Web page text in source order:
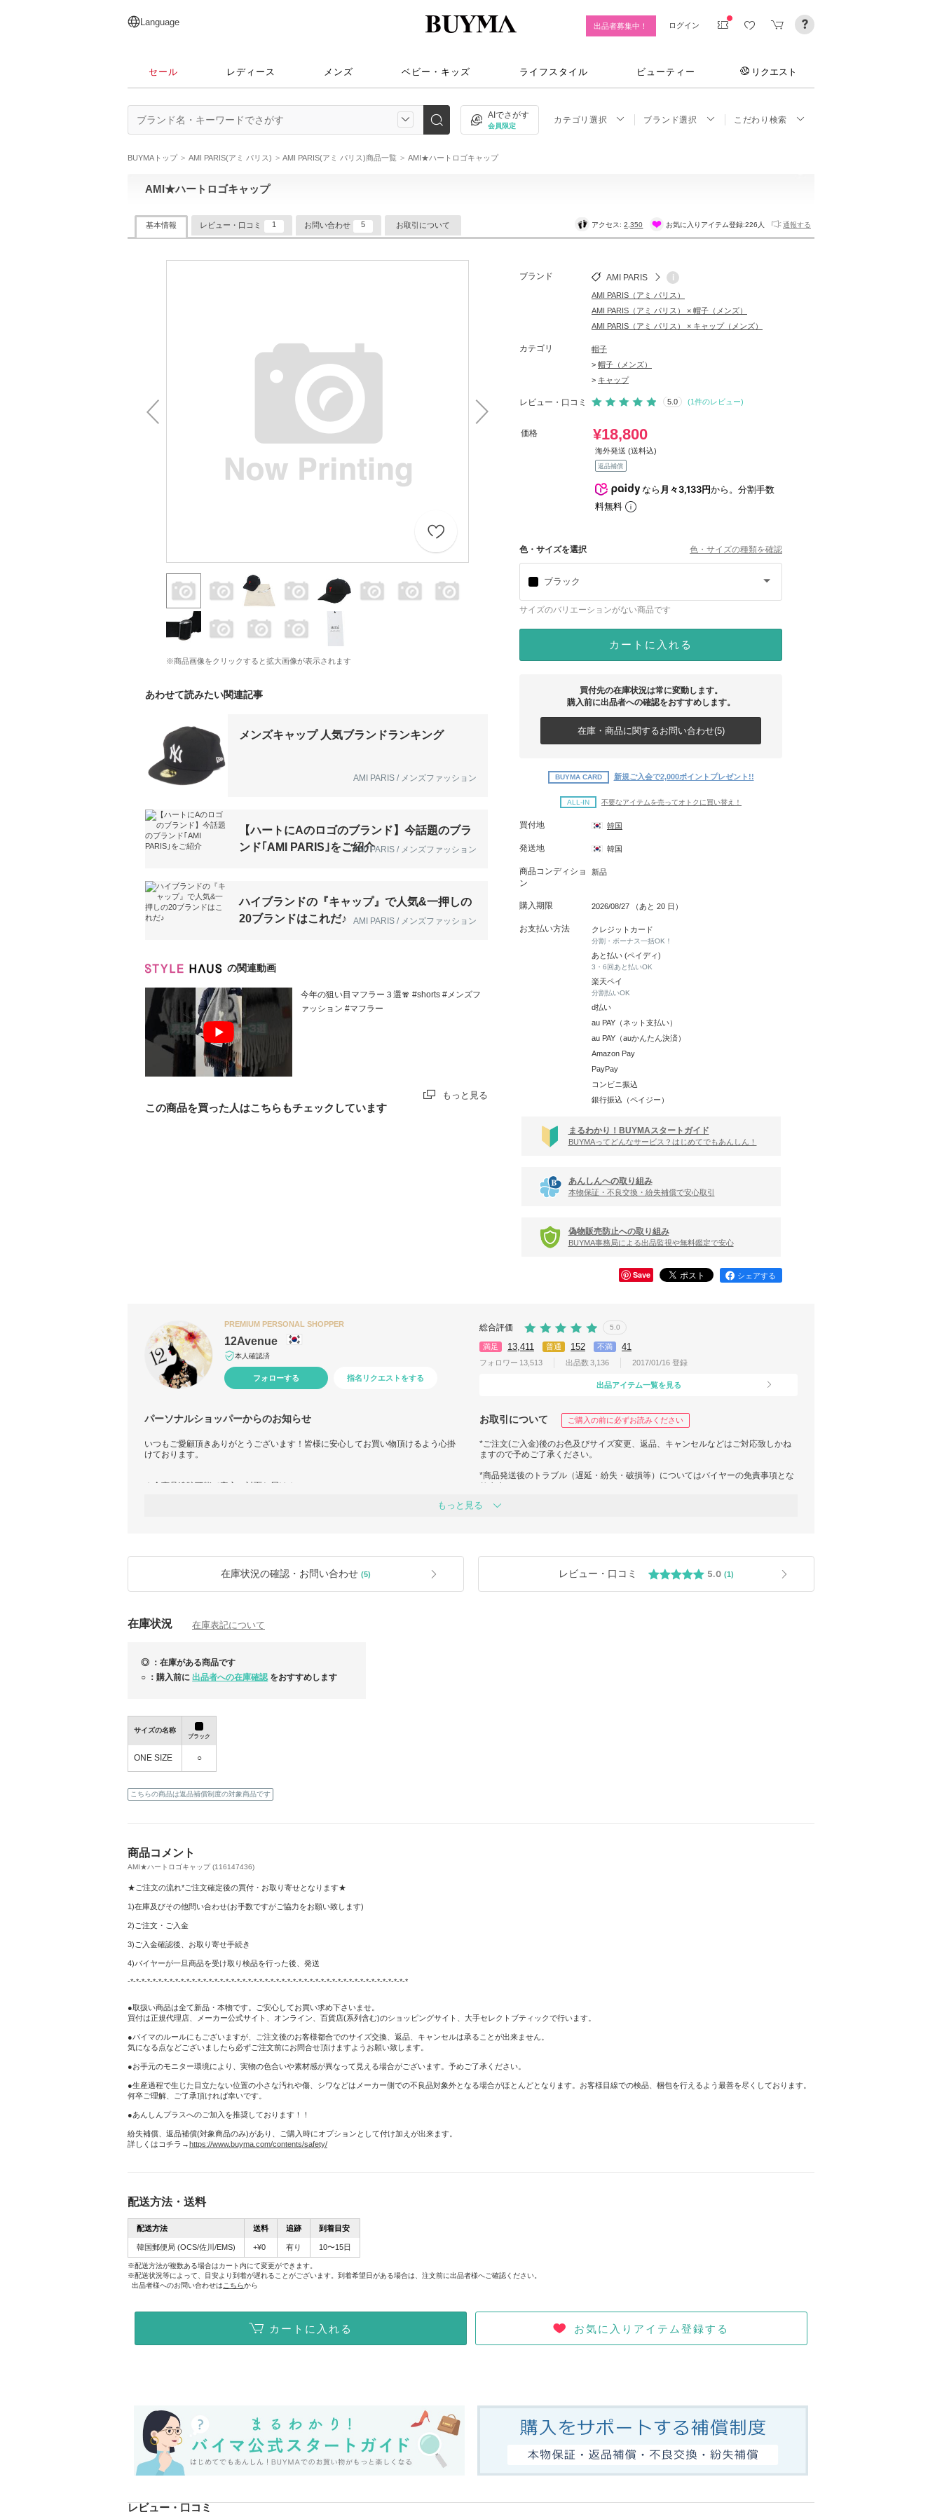
日本語
English
简体中文
繁體中文
Language 出品者募集中！ ログイン
セール レディース メンズ ベビー・キッズ ライフスタイル ビューティー リクエスト
AIでさがす
会員限定
カテゴリ選択 ブランド選択 こだわり検索
BUYMAトップ AMI PARIS(アミ パリス) AMI PARIS(アミ パリス)商品一覧 AMI★ハートロゴキャップ
AMI★ハートロゴキャップ
基本情報 レビュー・口コミ 1 お問い合わせ 5 お取引について アクセス:2,350 お気に入りアイテム登録:226人 通報する
※商品画像をクリックすると拡大画像が表示されます
あわせて読みたい関連記事
メンズキャップ 人気ブランドランキング
AMI PARIS / メンズファッション
【ハートにAのロゴのブランド】今話題のブラ
ンド｢AMI PARIS｣をご紹介AMI PARIS / メンズファッション
ハイブランドの『キャップ』で人気&一押しの
20ブランドはこれだ♪
AMI PARIS / メンズファッション
の関連動画
今年の狙い目マフラー３選🧣 #shorts #メンズフ
ァッション #マフラー
もっと見る
この商品を買った人はこちらもチェックしています
ブランド AMI PARIS i
AMI PARIS（アミ パリス）
AMI PARIS（アミ パリス） × 帽子（メンズ）
AMI PARIS（アミ パリス） × キャップ（メンズ）
カテゴリ
帽子
> 帽子（メンズ）
> キャップ
レビュー・口コミ 5.0 (1件のレビュー)
価格 ¥18,800
海外発送 (送料込)
返品補償
なら月々3,133円から。分割手数
料無料
色・サイズを選択 色・サイズの種類を確認
ブラック
サイズのバリエーションがない商品です
カートに入れる
買付先の在庫状況は常に変動します。
購入前に出品者への確認をおすすめします。
在庫・商品に関するお問い合わせ(5)
BUYMA CARD 新規ご入会で2,000ポイントプレゼント!!
ALL-IN 不要なアイテムを売ってオトクに買い替え！
買付地 韓国
発送地 韓国
商品コンディショ
ン
新品
購入期限 2026/08/27 （あと 20 日）
お支払い方法 クレジットカード
分割・ボーナス一括OK！
あと払い (ペイディ)
3・6回あと払いOK
楽天ペイ
分割払いOK
d払い
au PAY（ネット支払い）
au PAY（auかんたん決済）
Amazon Pay
PayPay
コンビニ振込
銀行振込（ペイジー）
まるわかり！BUYMAスタートガイド
BUYMAってどんなサービス？はじめてでもあんしん！
あんしんへの取り組み
本物保証・不良交換・紛失補償で安心取引
偽物販売防止への取り組み
BUYMA事務局による出品監視や無料鑑定で安心
Save シェアする
PREMIUM PERSONAL SHOPPER
12Avenue
本人確認済
フォローする 指名リクエストをする
総合評価 5.0
満足 13,411 普通 152 不満 41
フォロワー 13,513 出品数 3,136 2017/01/16 登録
出品アイテム一覧を見る
パーソナルショッパーからのお知らせ お取引について ご購入の前に必ずお読みください
いつもご愛顧頂きありがとうございます！皆様に安心してお買い物頂けるよう心掛
けております。
☆全商品追跡可能で安心の対面お届け！
++日本国内完売の商品も直営店にお在庫がある場合がございます。お探しの商品が
ございましたら、指名リクエストよりご連絡ください++
*ご注文(ご入金)後のお色及びサイズ変更、返品、キャンセルなどはご対応致しかね
ますので予めご了承ください。
*商品発送後のトラブル（遅延・紛失・破損等）についてはバイヤーの免責事項とな
ります。
https://www.buyma.com/contents/safety/anshin.html
*バイマではご注文を頂いてからのお取り寄せ・発注となります。
ご注文後お在庫がない場合にはお取引がキャンセルとなりお手数をお掛けしてしま
2000円クーポン★手元在庫★MAXMARA アウター早
い者勝ち！
もっと見る
在庫状況の確認・お問い合わせ (5) レビュー・口コミ 5.0 (1)
在庫状況 在庫表記について
◎ ：在庫がある商品です
○ ：購入前に 出品者への在庫確認 をおすすめします
サイズの名称
ブラック
ONE SIZE ○
こちらの商品は返品補償制度の対象商品です
商品コメント
AMI★ハートロゴキャップ (116147436)
★ご注文の流れ*ご注文確定後の買付・お取り寄せとなります★
1)在庫及びその他問い合わせ(お手数ですがご協力をお願い致します)
2)ご注文・ご入金
3)ご入金確認後、お取り寄せ手続き
4)バイヤーが一旦商品を受け取り検品を行った後、発送
-*-*-*-*-*-*-*-*-*-*-*-*-*-*-*-*-*-*-*-*-*-*-*-*-*-*-*-*-*-*-*-*-*-*-*-*-*-*-*-*-*-*-*-*-*-*-*-*-*-*
●取扱い商品は全て新品・本物です。ご安心してお買い求め下さいませ。
買付は正規代理店、メーカー公式サイト、オンライン、百貨店(系列含む)のショッピングサイト、大手セレクトブティックで行います。
●バイマのルールにもございますが、ご注文後のお客様都合でのサイズ交換、返品、キャンセルは承ることが出来ません。
気になる点などございましたら必ずご注文前にお問合せ頂けますようお願い致します。
●お手元のモニター環境により、実物の色合いや素材感が異なって見える場合がございます。予めご了承ください。
●生産過程で生じた目立たない位置の小さな汚れや傷、シワなどはメーカー側での不良品対象外となる場合がほとんどとなります。お客様目線での検品、梱包を行えるよう最善を尽くしております。
何卒ご理解、ご了承頂ければ幸いです。
●あんしんプラスへのご加入を推奨しております！！
紛失補償、返品補償(対象商品のみ)があり、ご購入時にオプションとして付け加えが出来ます。
詳しくはコチラ→https://www.buyma.com/contents/safety/
配送方法・送料
配送方法 送料 追跡 到着目安
韓国郵便局 (OCS/佐川/EMS) +¥0 有り 10〜15日
※配送方法が複数ある場合はカート内にて変更ができます。
※配送状況等によって、目安より到着が遅れることがございます。到着希望日がある場合は、注文前に出品者様へご確認ください。
出品者様へのお問い合わせはこちらから
カートに入れる お気に入りアイテム登録する
レビュー・口コミ